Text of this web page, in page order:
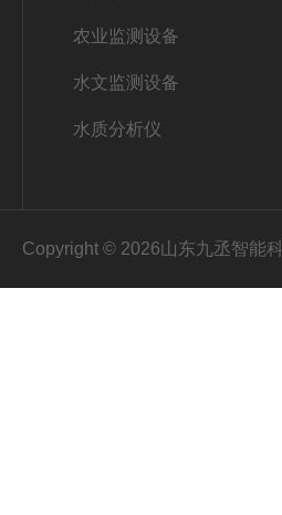
农业监测设备
水文监测设备
水质分析仪
Copyright © 2026山东九丞智能